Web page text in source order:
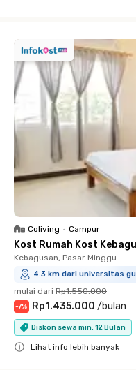
Coliving • Campur
Kost Rumah Kost
Kebagusan, Pasar Minggu
4.3 km dari universitas
mulai dari Rp1.550.000
-7% Rp1.435.000 /bulan
Diskon sewa min. 12 Bulan
Lihat info lebih banyak